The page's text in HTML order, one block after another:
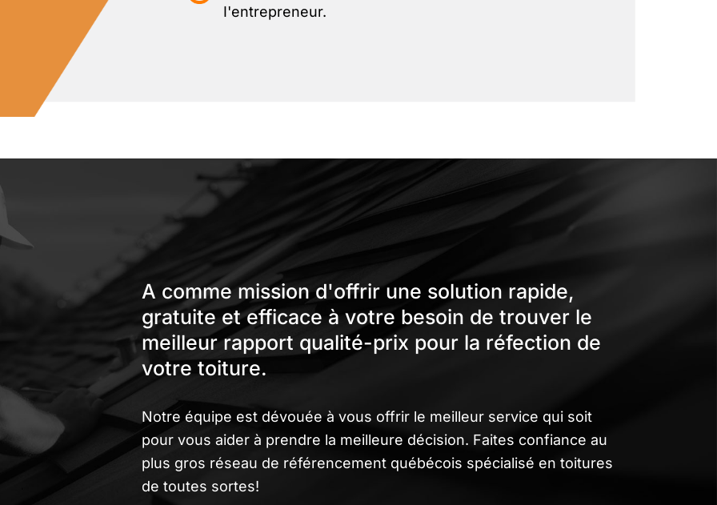
I'entrepreneur.
A comme mission d'offrir une solution rapide,
gratuite et efficace à votre besoin de trouver le
meilleur rapport qualité-prix pour la réfection de
votre toiture.
Notre équipe est dévouée à vous offrir le meilleur service qui soit
pour vous aider à prendre la meilleure décision. Faites confiance au
plus gros réseau de référencement québécois spécialisé en toitures
de toutes sortes!